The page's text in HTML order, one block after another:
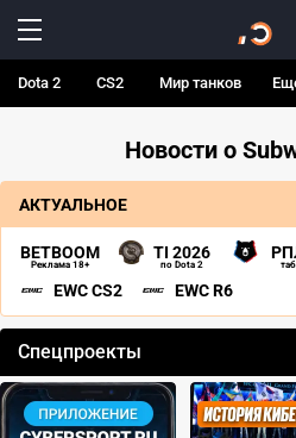
Dota 2 CS2 Мир танков
Новости о
АКТУАЛЬНОЕ
BETBOOM
Реклама 18+
TI 2026
по Dota 2
EWC CS2 EWC R6
Спецпроекты